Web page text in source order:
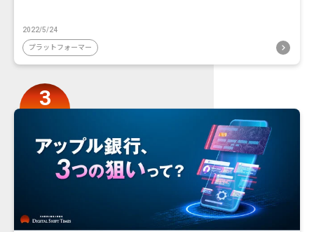
2022/5/24
プラットフォーマー